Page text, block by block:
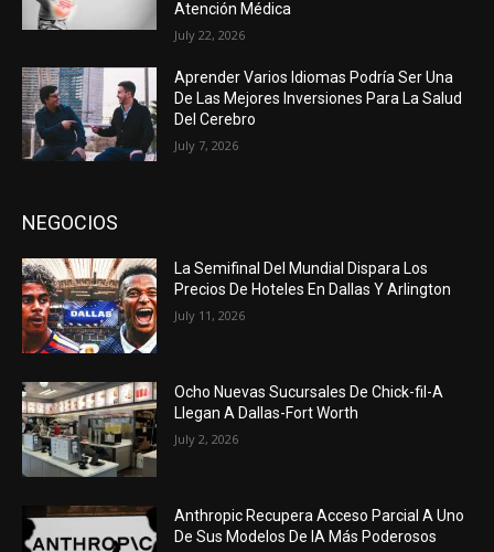
Atención Médica
July 22, 2026
Aprender Varios Idiomas Podría Ser Una
De Las Mejores Inversiones Para La Salud
Del Cerebro
July 7, 2026
NEGOCIOS
La Semifinal Del Mundial Dispara Los
Precios De Hoteles En Dallas Y Arlington
July 11, 2026
Ocho Nuevas Sucursales De Chick-fil-A
Llegan A Dallas-Fort Worth
July 2, 2026
Anthropic Recupera Acceso Parcial A Uno
De Sus Modelos De IA Más Poderosos